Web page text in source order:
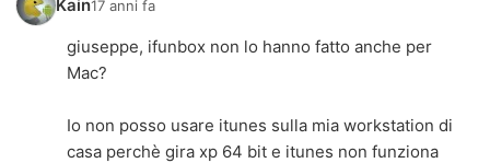
Kain17 anni fa
giuseppe, ifunbox non lo hanno fatto anche per
Mac?
Io non posso usare itunes sulla mia workstation di
casa perchè gira xp 64 bit e itunes non funziona